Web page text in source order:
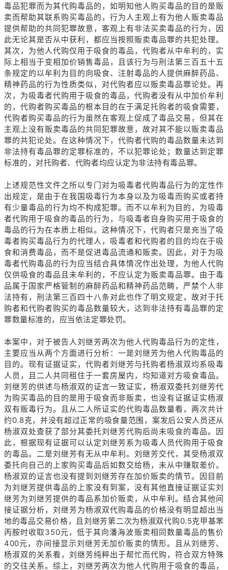
毒品犯罪而为其代购毒品的，如明知他人购买毒品的目的是贩
卖而帮助其联系购买毒品的，行为人主观上有为他人贩卖毒品
提供帮助的共同犯罪故意，客观上有非法买卖毒品的行为，因
此无论其是否从中获利，都应当按照贩卖毒品罪的共犯处理。
其次，为他人代购仅用于吸食的毒品，代购者从中牟利的，实
际上相当于变相加价销售毒品，且该行为与刑法第三百五十五
条规定的以牟利为目的向吸食、注射毒品的人提供麻醉药品、
精神药品的行为性质类似，对代购者应以贩卖毒品罪论处。再
次，为吸毒者代购用于吸食的毒品，代购者没有从中加价牟利
的，代购者购买毒品的根本目的在于满足托购者的吸食需要，
代购者购买毒品的行为虽然在客观上促成了毒品交易，但其在
主观上没有贩卖毒品的共同犯罪故意，故对其不能以贩卖毒品
罪的共犯论处。在这种情况下，代购者代购的毒品数量未达到
非法持有毒品罪的定罪标准的，不以犯罪论处；数量达到定罪
标准的，对托购者、代购者均应认定为非法持有毒品罪。
上述规范性文件之所以专门对为吸毒者代购毒品行为的定性作
出规定，是由于在我国吸毒行为本身以及为吸毒而购买或者持
有少量毒品的行为均不构成犯罪。而不以牟利为目的，为吸毒
者代购用于吸食的毒品的行为，与吸毒者自身购买用于吸食的
毒品的行为在本质上相似。这种情况下，代购者只是充当了吸
毒者购买毒品行为的代理人，吸毒者和代购者的目的均在于吸
食和消费毒品，而不是促进毒品流通和贩卖。因此，对于为吸
毒者代购毒品的行为应当结合具体情况作出处理，为他人代购
仅供吸食的毒品且未牟利的，不应认定为贩卖毒品罪。由于毒
品属于国家严格管制的麻醉药品和精神药品范畴，严禁个人非
法持有，刑法第三百四十八条对此也作了明文规定，故对于托
购者和代购者购买的毒品数量较大，达到非法持有毒品罪的定
罪数量标准的，应当依法定罪处罚。
本案中，对于被告人刘继芳两次为他人代购毒品行为的定性，
主要应当从两个方面进行分析：一是刘继芳为他人代购毒品的
目的。现有证据证实，代购者刘继芳与托购者杨淑双均系吸毒
人员，且二人共同租住于一套房屋内，均知道对方吸食毒品。
刘继芳的供述与杨淑双的证言一致证实，杨淑双委托刘继芳代
为购买毒品的目的是用于吸食而非贩卖，也没有证据证实杨淑
双有贩毒行为。且从二人所证实的代购毒品数量看，两次共计
约0.8克，并没有超过正常的吸食量范围，案发后公安人员还从
杨淑双处查获了部分其委托刘继芳代购后尚未吸食的毒品。因
此，根据现有证据可以认定刘继芳系为吸毒人员代购用于吸食
的毒品。二是刘继芳有无从中牟利。刘继芳交代，其受杨淑双
委托向自己的上家购买毒品后如数交给杨，未从中赚取差价。
杨淑双的证言也没有提到刘继芳存在加价贩卖的情节。因目前
为刘继芳提供毒品的上家没有到案，没有其他直接证据证实刘
继芳为刘继芳提供的毒品系加价贩卖，从中牟利。结合其他间
接证据分析，刘继芳为杨淑双代购毒品的价格没有明显超出当
地的毒品交易价格，且刘继芳第二次为杨淑双代购0.5克甲基苯
丙胺时收取350元，低于其向潘海波贩卖相同数量毒品的售价
400元，亦间接显示刘继芳无加价贩卖的情形。且从刘继芳、
杨淑双的关系看，刘继芳纯粹出于帮忙而代购，符合双方特殊
的交往关系。综上，刘继芳两次为他人代购用于吸食的毒品，